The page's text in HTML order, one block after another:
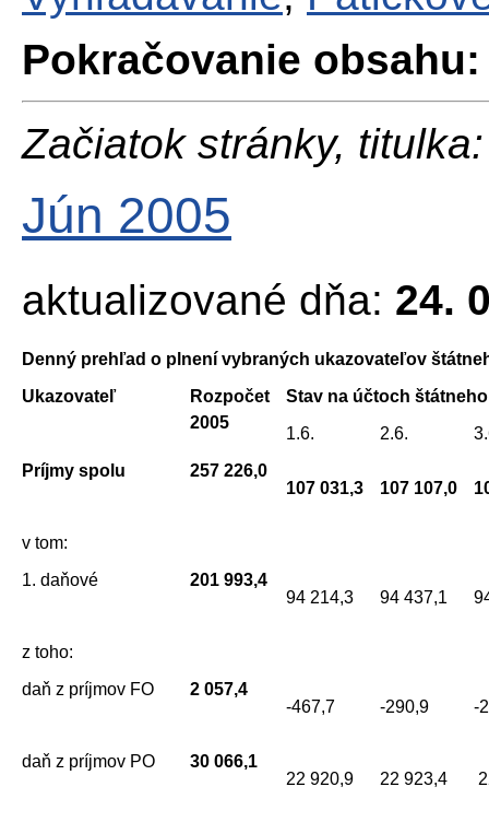
Pokračovanie obsahu:
Začiatok stránky, titulka:
Jún 2005
aktualizované dňa: 24.
Denný prehľad o plnení vybraných ukazovateľov
Ukazovateľ
Rozpočet
2005
Stav na účtoch
1.6.
2.6.
Príjmy spolu
257 226,0
107 031,3
107 107,0
v tom:
1. daňové
201 993,4
94 214,3
94 437,1
z toho:
daň z príjmov FO
2 057,4
-467,7
-290,9 -
daň z príjmov PO
30 066,1
22 920,9
22 923,4